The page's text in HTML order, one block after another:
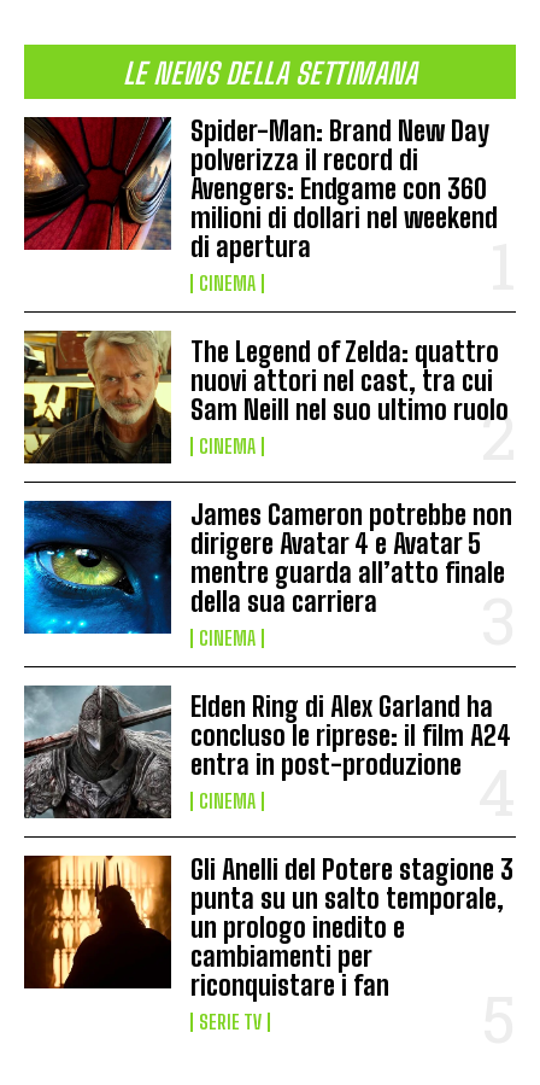
LE NEWS DELLA SETTIMANA
Spider-Man: Brand New Day
polverizza il record di
Avengers: Endgame con 360
milioni di dollari nel weekend
di apertura
CINEMA
The Legend of Zelda: quattro
nuovi attori nel cast, tra cui
Sam Neill nel suo ultimo ruolo
CINEMA
James Cameron potrebbe non
dirigere Avatar 4 e Avatar 5
mentre guarda all’atto finale
della sua carriera
CINEMA
Elden Ring di Alex Garland ha
concluso le riprese: il film A24
entra in post-produzione
CINEMA
Gli Anelli del Potere stagione 3
punta su un salto temporale,
un prologo inedito e
cambiamenti per
riconquistare i fan
SERIE TV